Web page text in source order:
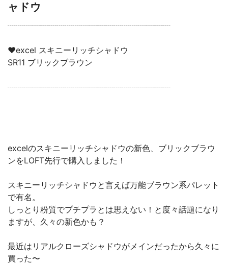
ャドウ
┈┈┈┈┈┈┈┈┈┈┈┈┈┈┈┈┈┈┈┈
♥excel スキニーリッチシャドウ
SR11 ブリックブラウン
┈┈┈┈┈┈┈┈┈┈┈┈┈┈┈┈┈┈┈┈
excelのスキニーリッチシャドウの新色、ブリックブラウ
ンをLOFT先行で購入しました！
スキニーリッチシャドウと言えば万能ブラウン系パレット
で有名。
しっとり粉質でプチプラとは思えない！と度々話題になり
ますが、久々の新色かも？
最近はリアルクローズシャドウがメインだったから久々に
買った〜